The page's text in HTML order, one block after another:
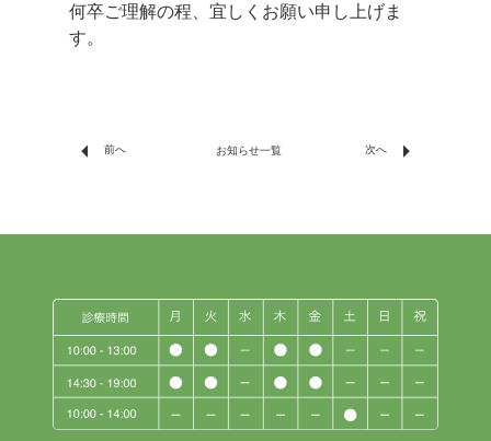
何卒ご理解の程、宜しくお願い申し上げま
す。
arrow_left 前へ お知らせ一覧 次へ arrow_right